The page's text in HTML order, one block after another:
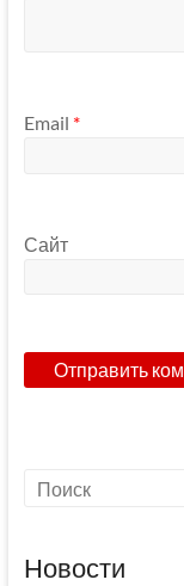
Email *
Сайт
Новости